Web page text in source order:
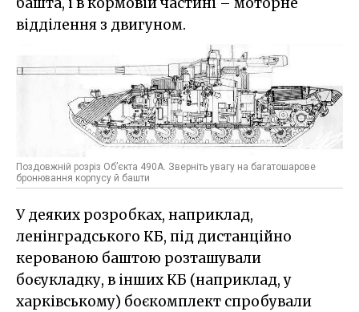
відділення з двигуном.
Поздовжній розріз Об’єкта 490А. Зверніть увагу на багатошарове
бронювання корпусу й башти
У деяких розробках, наприклад,
ленінградського КБ, під дистанційно
керованою баштою розташували
боєукладку, в інших КБ (наприклад, у
харківському) боєкомплект спробували